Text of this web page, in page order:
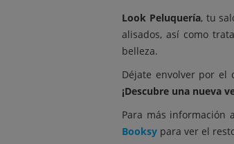
Look Peluquería, tu
alisados, así como
belleza.
Déjate envolver por
¡Descubre una nueva
Para más información
Booksy para ver el